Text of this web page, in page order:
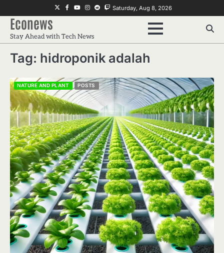
to
content
Twitter
Facebook
YoutubeInstagram
RedditTwitch
Saturday, Aug 8, 2026
Econews
Stay Ahead with Tech News
Tag: hidroponik adalah
NATURE AND PLANT POSTS